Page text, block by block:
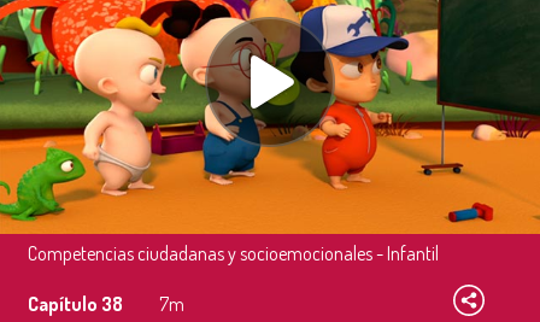
Competencias ciudadanas y socioemocionales - Infantil
Capítulo 38
7m